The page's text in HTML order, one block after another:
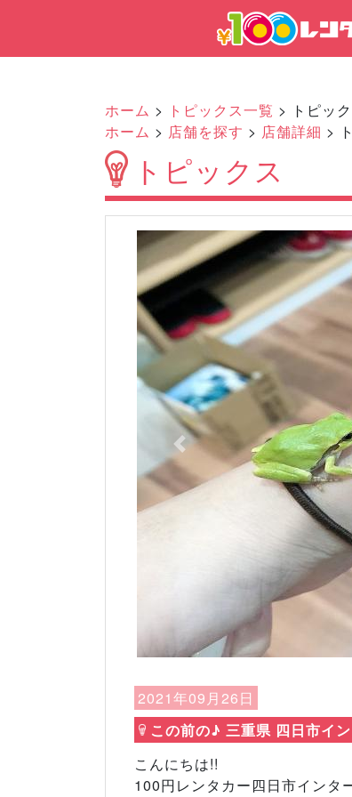
ホーム > トピックス一覧 > トピッ
ホーム > 店舗を探す > 店舗詳細 >
トピックス
Previous
2021年09月26日
この前の♪ 三重県 四日市イ
こんにちは!!
100円レンタカー四日市インタ